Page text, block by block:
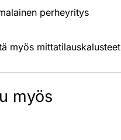
perheyritys
myös mittatilauskalusteet
myös